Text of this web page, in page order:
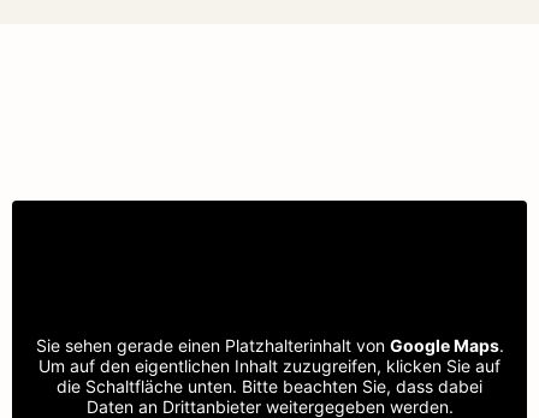
Sie sehen gerade einen Platzhalterinhalt von Google Maps.
Um auf den eigentlichen Inhalt zuzugreifen, klicken Sie auf
die Schaltfläche unten. Bitte beachten Sie, dass dabei
Daten an Drittanbieter weitergegeben werden.